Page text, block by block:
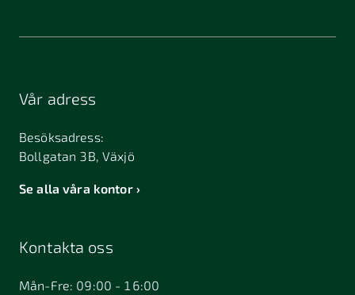
Vår adress
Besöksadress:
Bollgatan 3B, Växjö
Se alla våra kontor
Kontakta oss
Mån-Fre: 09:00 - 16:00